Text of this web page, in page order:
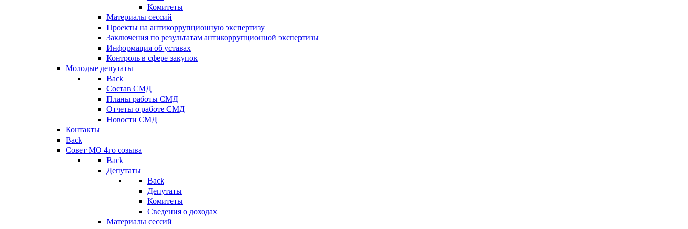
Комитеты
Материалы сессий
Проекты на антикоррупционную экспертизу
Заключения по результатам антикоррупционной экспертизы
Информация об уставах
Контроль в сфере закупок
Молодые депутаты
Back
Состав СМД
Планы работы СМД
Отчеты о работе СМД
Новости СМД
Контакты
Back
Совет МО 4го созыва
Back
Депутаты
Back
Депутаты
Комитеты
Сведения о доходах
Материалы сессий